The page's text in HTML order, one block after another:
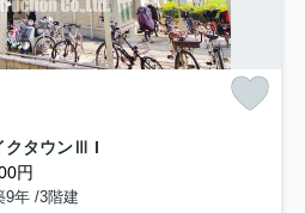
クタウンⅢ I
円
9年 /3階建